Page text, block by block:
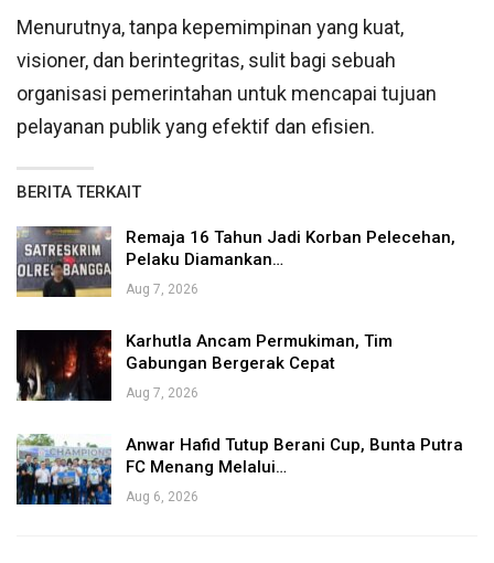
Menurutnya, tanpa kepemimpinan yang kuat,
visioner, dan berintegritas, sulit bagi sebuah
organisasi pemerintahan untuk mencapai tujuan
pelayanan publik yang efektif dan efisien.
BERITA TERKAIT
Remaja 16 Tahun Jadi Korban Pelecehan,
Pelaku Diamankan…
Aug 7, 2026
Karhutla Ancam Permukiman, Tim
Gabungan Bergerak Cepat
Aug 7, 2026
Anwar Hafid Tutup Berani Cup, Bunta Putra
FC Menang Melalui…
Aug 6, 2026